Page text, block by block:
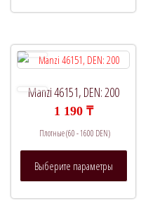
Manzi 46151, DEN: 200
1 190 ₸
Плотные (60 - 1600 DEN)
Выберите параметры
Этот